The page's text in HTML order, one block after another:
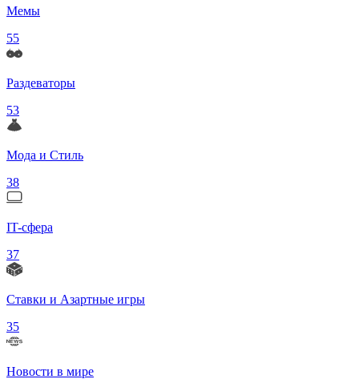
Мемы
55
Раздеваторы
53
Мода и Стиль
38
IT-сфера
37
Ставки и Азартные игры
35
Новости в мире